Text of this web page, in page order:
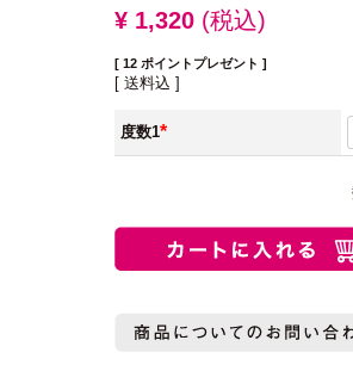
¥ 1,320 税込
[ 12 ポイントプレゼント ]
送料込
度数1
(必